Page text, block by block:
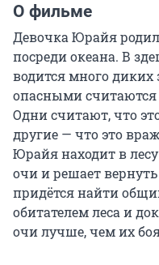
О фильме
Девочка Юрайя
посреди океана. В
водится много
опасными считаются
Одни считают, что
другие — что это
Юрайя находит в
очи и решает
придётся найти
обитателем леса и
очи лучше, чем их